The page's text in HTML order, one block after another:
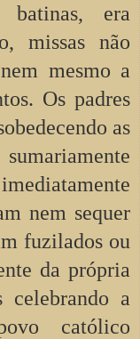
era
missas não
mesmo a
Os padres
as
nem sequer
fuzilados ou
da própria
celebrando a
católico